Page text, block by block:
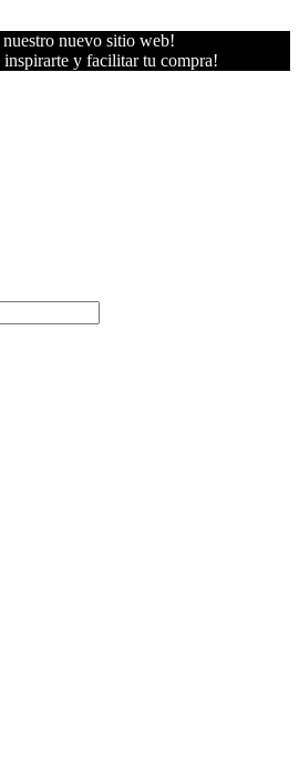
nuestro nuevo sitio web!
inspirarte y facilitar tu compra!